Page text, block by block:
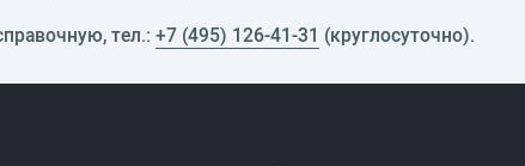
тел.: +7 (495) 126-41-31 (круглосуточно).